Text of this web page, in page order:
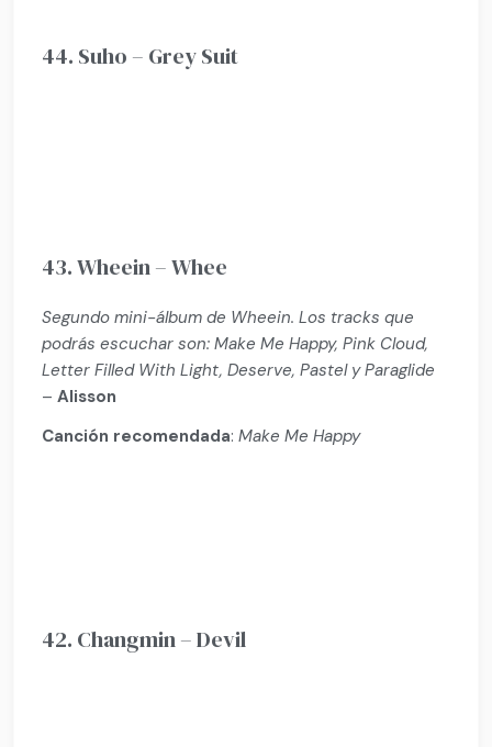
44. Suho – Grey Suit
43. Wheein – Whee
Segundo mini-álbum de Wheein. Los tracks que
podrás escuchar son: Make Me Happy, Pink Cloud,
Letter Filled With Light, Deserve, Pastel y Paraglide
–Alisson
Canción recomendada:Make Me Happy
42. Changmin – Devil